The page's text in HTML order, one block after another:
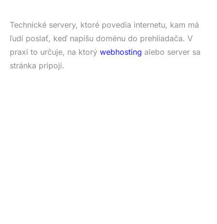
Technické servery, ktoré povedia internetu, kam má
ľudí poslať, keď napíšu doménu do prehliadača. V
praxi to určuje, na ktorý webhosting alebo server sa
stránka pripojí.